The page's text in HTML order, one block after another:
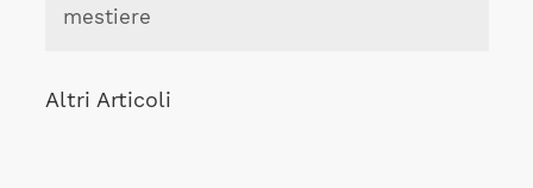
mestiere
Altri Articoli